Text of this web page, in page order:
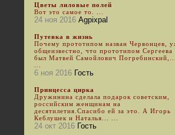
Цветы лиловые полей
Вот это самое то. ...
24 ноя 2016 Agpixpal
Путевка в жизнь
Почему прототипом назван Червонцев,
общеизвестно, что прототипом Сергеева
был Матвей Самойлович Погребинский,...
6 ноя 2016 Гость
Принцесса цирка
Дружинина сделала подарок советским,
российским женщинам на
десятилетия.Спасибо ей за это. А Игорь
Кеблушек и Наталья... ...
24 окт 2016 Гость